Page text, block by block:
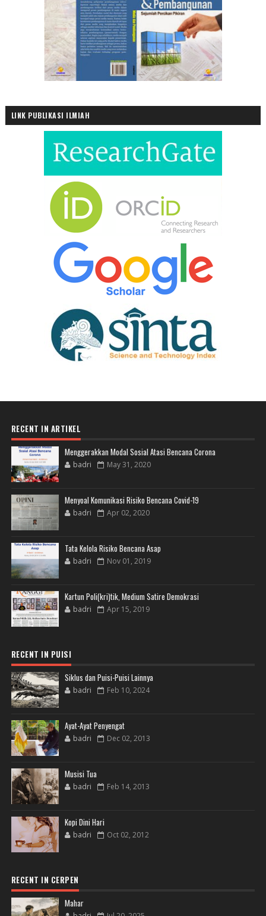
LINK PUBLIKASI ILMIAH
RECENT IN ARTIKEL
Menggerakkan Modal Sosial Atasi Bencana Corona
badri May 31, 2020
Menyoal Komunikasi Risiko Bencana Covid-19
badri Apr 02, 2020
Tata Kelola Risiko Bencana Asap
badri Nov 01, 2019
Kartun Poli(kri)tik, Medium Satire Demokrasi
badri Apr 15, 2019
RECENT IN PUISI
Siklus dan Puisi-Puisi Lainnya
badri Feb 10, 2024
Ayat-Ayat Penyengat
badri Dec 02, 2013
Musisi Tua
badri Feb 14, 2013
Kopi Dini Hari
badri Oct 02, 2012
RECENT IN CERPEN
Mahar